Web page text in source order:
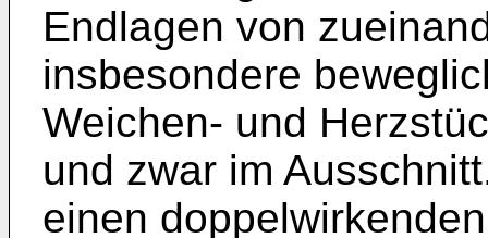
Endlagen von
insbesondere
Weichen- und
und zwar im
einen